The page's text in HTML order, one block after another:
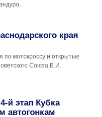
края
по мотокроссу и открытые
Союза В.И.
й этап Кубка
автогонкам